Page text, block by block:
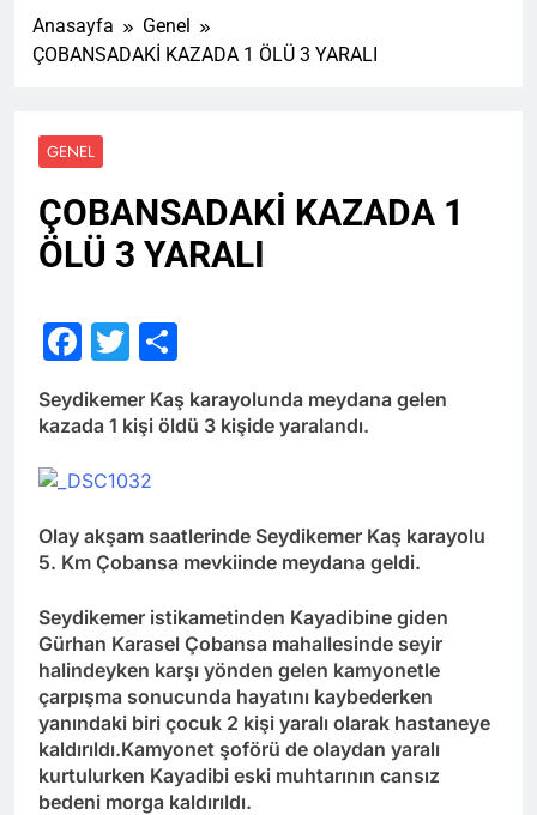
Anasayfa
Genel
ÇOBANSADAKİ KAZADA 1 ÖLÜ 3 YARALI
GENEL
ÇOBANSADAKİ KAZADA 1
ÖLÜ 3 YARALI
Facebook
Twitter
Seydikemer Kaş karayolunda meydana gelen
kazada 1 kişi öldü 3 kişide yaralandı.
Olay akşam saatlerinde Seydikemer Kaş karayolu
5. Km Çobansa mevkiinde meydana geldi.
Seydikemer istikametinden Kayadibine giden
Gürhan Karasel Çobansa mahallesinde seyir
halindeyken karşı yönden gelen kamyonetle
çarpışma sonucunda hayatını kaybederken
yanındaki biri çocuk 2 kişi yaralı olarak hastaneye
kaldırıldı.Kamyonet şoförü de olaydan yaralı
kurtulurken Kayadibi eski muhtarının cansız
bedeni morga kaldırıldı.